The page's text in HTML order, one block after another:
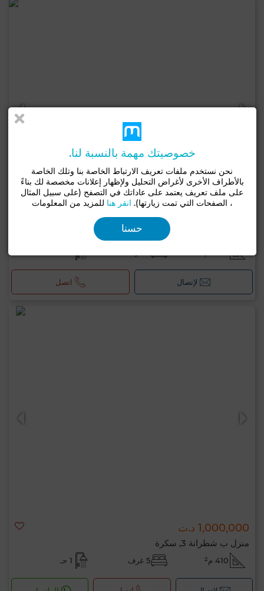
لإتصال اتصل
1,000,000 د.ت
منزل ب شطرانة 3, سكرة
410 م² 5 غرف 1 حـ
خصوصيتك مهمة بالنسبة لنا.
نحن نستخدم ملفات تعريف الارتباط الخاصة بنا وتلك الخاصة
بالأطراف الأخرى لأغراض التحليل ولإظهار إعلانات مخصصة لك بناءً
على ملف تعريف يعتمد على عاداتك في التصفح (على سبيل المثال
، الصفحات التي تمت زيارتها). انقر هنا للمزيد من المعلومات
حسنا